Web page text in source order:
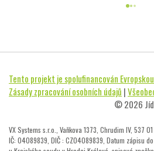
Tento projekt je spolufinancován
Zásady zpracování osobních údajů |
© 2026
VX Systems s.r.o., Vaňkova 1373, Chrudim IV, 537
IČ: 04089839, DIČ : CZ04089839, Datum zápisu